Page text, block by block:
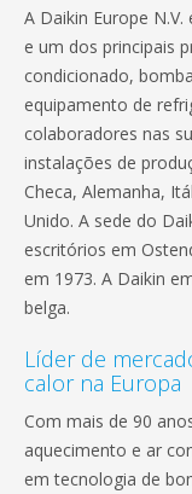
A Daikin Europe
e um dos principais
condicionado,
equipamento de
colaboradores nas
instalações de
Checa, Alemanha,
Unido. A sede do
escritórios em
em 1973. A Daikin
belga.
Líder de
calor na Europa
Com mais de 90
aquecimento e ar
em tecnologia de